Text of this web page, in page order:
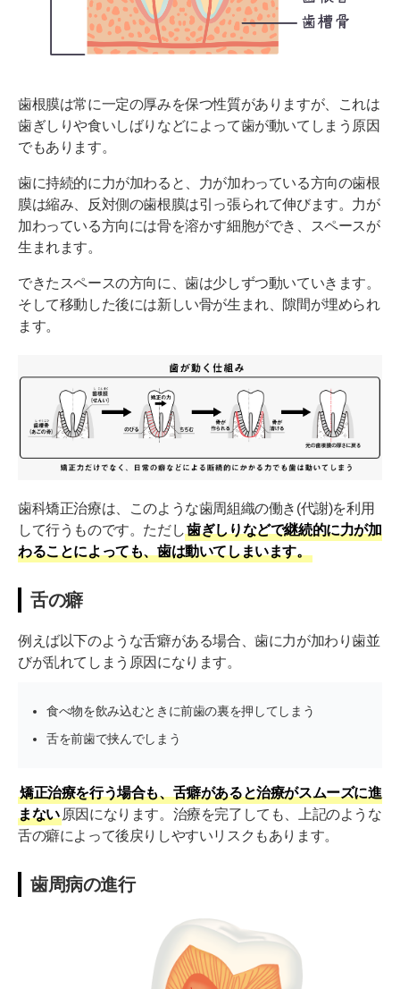
歯根膜は常に一定の厚みを保つ性質がありますが、これは
歯ぎしりや食いしばりなどによって歯が動いてしまう原因
でもあります。
歯に持続的に力が加わると、力が加わっている方向の歯根
膜は縮み、反対側の歯根膜は引っ張られて伸びます。力が
加わっている方向には骨を溶かす細胞ができ、スペースが
生まれます。
できたスペースの方向に、歯は少しずつ動いていきます。
そして移動した後には新しい骨が生まれ、隙間が埋められ
ます。
歯科矯正治療は、このような歯周組織の働き(代謝)を利用
して行うものです。ただし歯ぎしりなどで継続的に力が加
わることによっても、歯は動いてしまいます。
舌の癖
例えば以下のような舌癖がある場合、歯に力が加わり歯並
びが乱れてしまう原因になります。
食べ物を飲み込むときに前歯の裏を押してしまう
舌を前歯で挟んでしまう
矯正治療を行う場合も、舌癖があると治療がスムーズに進
まない 原因になります。治療を完了しても、上記のような
舌の癖によって後戻りしやすいリスクもあります。
歯周病の進行